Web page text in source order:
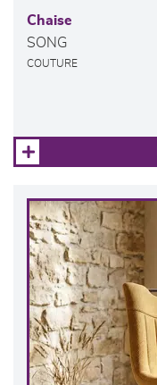
Chaise
SONG
COUTURE